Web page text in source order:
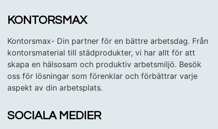
KONTORSMAX
Kontorsmax- Din partner för en bättre arbetsdag. Från
kontorsmaterial till städprodukter, vi har allt för att
skapa en hälsosam och produktiv arbetsmiljö. Besök
oss för lösningar som förenklar och förbättrar varje
aspekt av din arbetsplats.
SOCIALA MEDIER